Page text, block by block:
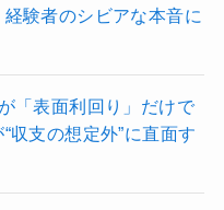
験者のシビアな本音に
「表面利回り」だけで
収支の想定外”に直面す